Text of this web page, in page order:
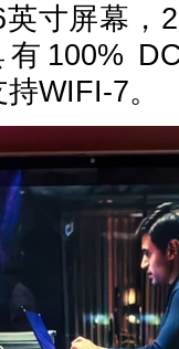
屏幕，
100%
WIFI-7。